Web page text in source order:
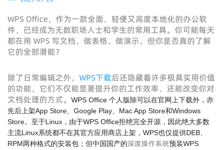
WPS Office，作为一款全面、轻便又高度本地化的办公软
件，已经成为无数职场人士和学生的常用工具。你可能每天
都在用 WPS 写文档、做表格、做演示，但你是否真的了解
它的全部潜能？
除了日常编辑之外， WPS下载后还隐藏着许多极具实用价值
的功能，它们不仅能显著提升你的工作效率，还能改变你对
文档处理的方式。
WPS Office 个人版除可以在官网上下载外，亦
先后上架App Store、Google Play、Mac App Store和Windows
Store。至于Linux，由于WPS Office拒绝完全开源，因此绝大多数
主流Linux系统都不在其官方应用商店上架，WPS也仅提供DEB、
RPM两种格式的安装包；但中国国产的深度操作系统预装WPS